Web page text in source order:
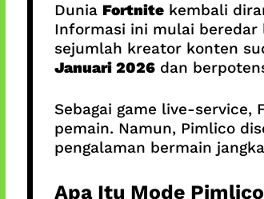
Dunia Fortnitekembali
Informasi ini mulai beredar
sejumlah kreator konten
Januari 2026dan
Sebagai game live-
pemain. Namun, Pimlico
pengalaman bermain
Apa Itu Mode